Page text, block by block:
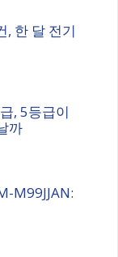
, 한 달 전기
, 5등급이
까
M99JJAN: